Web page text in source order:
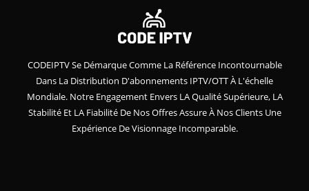
CODEIPTV Se Démarque Comme La Référence Incontournable
Dans La Distribution D'abonnements IPTV/OTT À L'échelle
Mondiale. Notre Engagement Envers LA Qualité Supérieure, LA
Stabilité Et LA Fiabilité De Nos Offres Assure À Nos Clients Une
Expérience De Visionnage Incomparable.